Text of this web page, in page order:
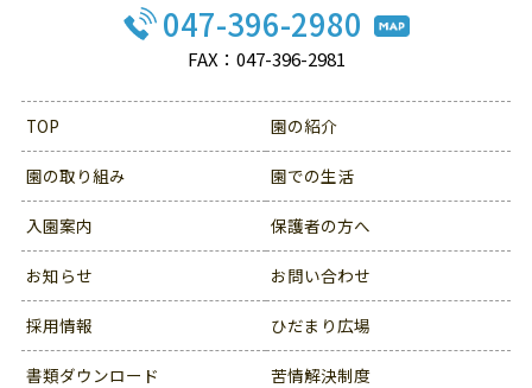
047-396-2980
FAX：047-396-2981
TOP 園の紹介
園の取り組み 園での生活
入園案内 保護者の方へ
お知らせ お問い合わせ
採用情報 ひだまり広場
書類ダウンロード 苦情解決制度